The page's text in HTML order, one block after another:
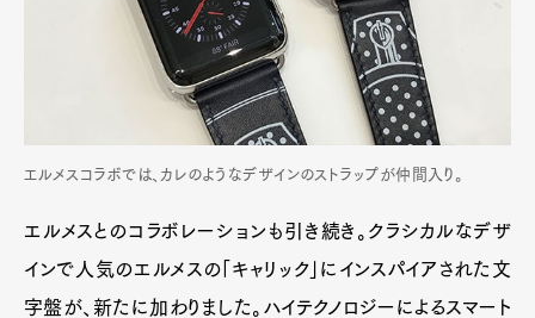
エルメスコラボでは、カレのようなデザインのストラップが仲間入り。
エルメスとのコラボレーションも引き続き。クラシカルなデザ
インで人気のエルメスの「キャリック」にインスパイアされた文
字盤が、新たに加わりました。ハイテクノロジーによるスマート